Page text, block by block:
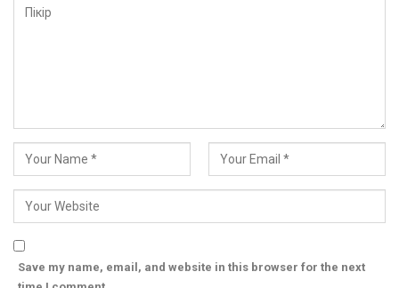
Save my name, email, and website in this browser for the next